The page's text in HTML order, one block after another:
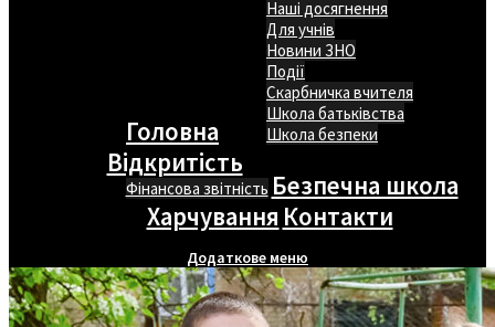
Головна
Наші досягнення
Для учнів
Новини ЗНО
Події
Скарбничка вчителя
Школа батьківства
Школа безпеки
Відкритість
Фінансова звітність Безпечна школа
Харчування Контакти
Додаткове меню